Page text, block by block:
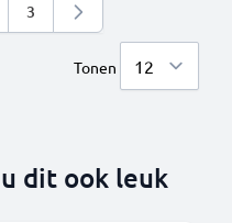
pagina
Pagina
3
Tonen
dit ook leuk